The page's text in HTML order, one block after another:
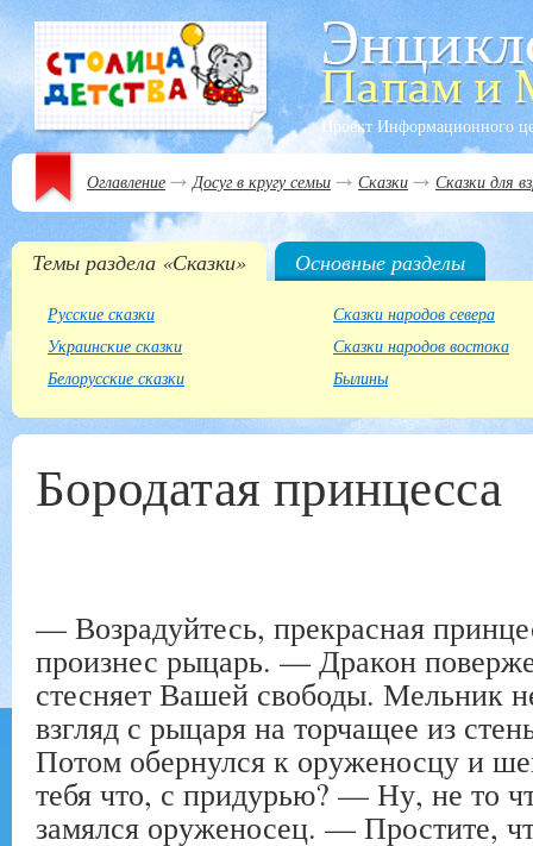
Проект Информационного
Оглавление Досуг в кругу семьи Сказки Сказки для
Темы раздела «Сказки» Основные разделы
Русские сказки
Украинские сказки
Белорусские сказки
Сказки народов севера
Сказки народов востока
Былины
Бородатая принцесса
— Возрадуйтесь, прекрасная
произнес рыцарь. — Дракон
стесняет Вашей свободы. Мельник
взгляд с рыцаря на торчащее из
Потом обернулся к оруженосцу и
тебя что, с придурью? — Ну, не то
замялся оруженосец. — Простите,